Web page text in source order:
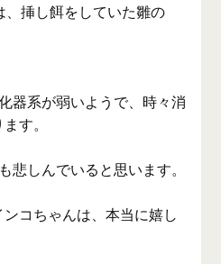
挿し餌をしていた雛の
器系が弱いようで、時々消
す。
悲しんでいると思います。
コちゃんは、本当に嬉し